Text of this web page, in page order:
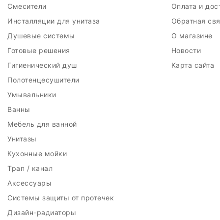
Смесители
Инсталляции для унитаза
Душевые системы
Готовые решения
Гигиенический душ
Полотенцесушители
Умывальники
Ванны
Мебель для ванной
Унитазы
Кухонные мойки
Трап / канал
Аксессуары
Системы защиты от протечек
Дизайн-радиаторы
Оплата и
Обратная
О магазине
Новости
Карта сайта